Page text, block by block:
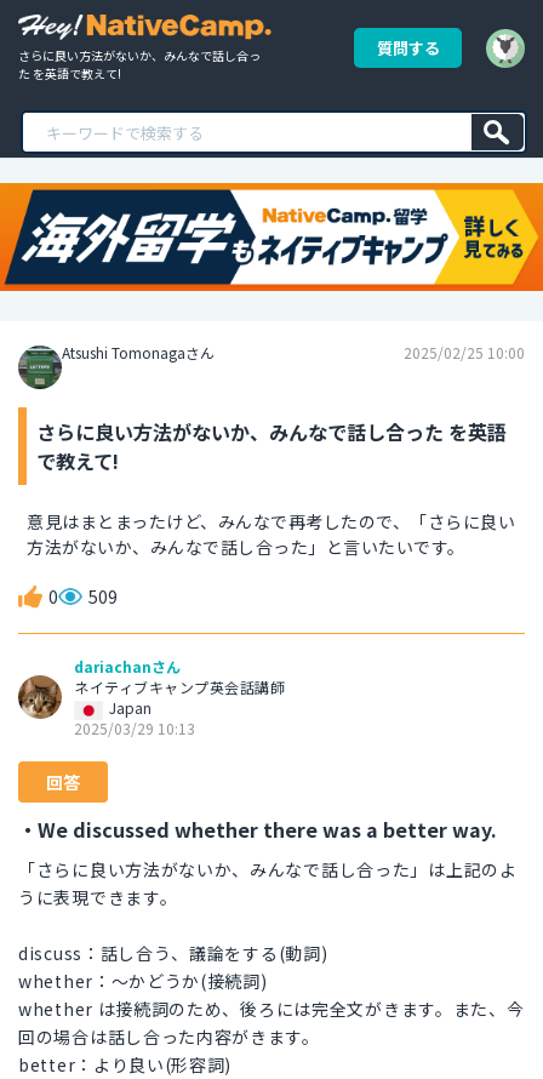
さらに良い方法がないか、みんなで話し合っ
た を英語で教えて!
質問する
Atsushi Tomonagaさん 2025/02/25 10:00
さらに良い方法がないか、みんなで話し合った を英語
で教えて!
意見はまとまったけど、みんなで再考したので、「さらに良い
方法がないか、みんなで話し合った」と言いたいです。
0 509
dariachanさん
ネイティブキャンプ英会話講師
Japan
2025/03/29 10:13
回答
・We discussed whether there was a better way.
「さらに良い方法がないか、みんなで話し合った」は上記のよ
うに表現できます。
discuss：話し合う、議論をする(動詞)
whether：〜かどうか(接続詞)
whether は接続詞のため、後ろには完全文がきます。また、今
回の場合は話し合った内容がきます。
better：より良い(形容詞)